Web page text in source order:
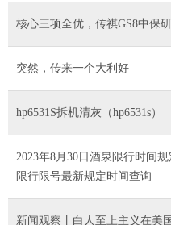
核心三项全优，传祺GS8中保
突然，传来一个大利好
hp6531S拆机清灰（hp6531s）
2023年8月30日酒泉限行时间
限行限号最新规定时间查询
新闻观察丨白人至上主义在美